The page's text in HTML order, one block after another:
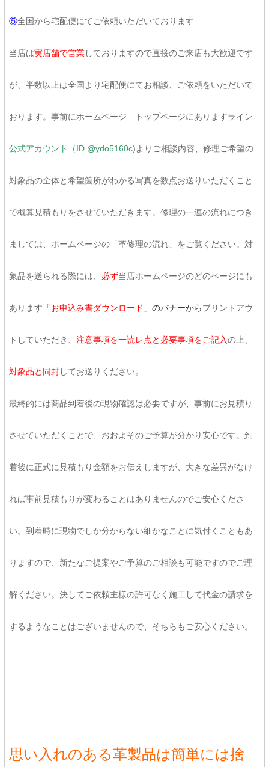
⑤全国から宅配便にてご依頼いただいております
当店は実店舗で営業しておりますので直接のご来店も大歓迎です
が、半数以上は全国より宅配便にてお相談、ご依頼をいただいて
おります。事前にホームページ トップページにありますライン
公式アカウント（ID @ydo5160c)よりご相談内容、修理ご希望の
対象品の全体と希望箇所がわかる写真を数点お送りいただくこと
で概算見積もりをさせていただきます。修理の一連の流れにつき
ましては、ホームページの「革修理の流れ」をご覧ください。対
象品を送られる際には、 必ず当店ホームページのどのページにも
あります 「お申込み書ダウンロード」 のバナーからプリントアウ
トしていただき、 注意事項を一読レ点と必要事項をご記入の上、
対象品と同封してお送りください。
最終的には商品到着後の現物確認は必要ですが、事前にお見積り
させていただくことで、おおよそのご予算が分かり安心です。到
着後に正式に見積もり金額をお伝えしますが、大きな差異がなけ
れば事前見積もりが変わることはありませんのでご安心くださ
い。到着時に現物でしか分からない細かなことに気付くこともあ
りますので、新たなご提案やご予算のご相談も可能ですのでご理
解ください。決してご依頼主様の許可なく施工して代金の請求を
するようなことはございませんので、そちらもご安心ください。
思い入れのある革製品は簡単には捨